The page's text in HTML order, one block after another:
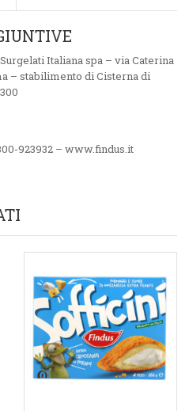
Italiana spa – via Caterina
– stabilimento di Cisterna di
923932 – www.findus.it